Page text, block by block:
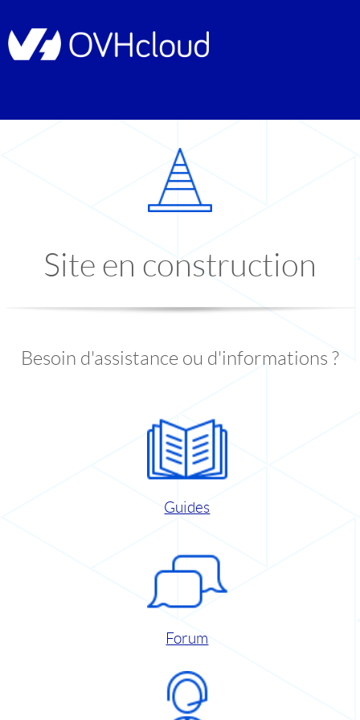
Site en construction
Besoin d'assistance ou d'informations ?
Guides
Forum